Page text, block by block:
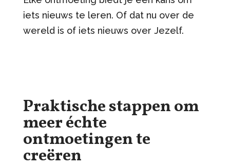
iets nieuws te leren. Of dat nu over de
wereld is of iets nieuws over Jezelf.
Praktische stappen om
meer échte
ontmoetingen te
creëren